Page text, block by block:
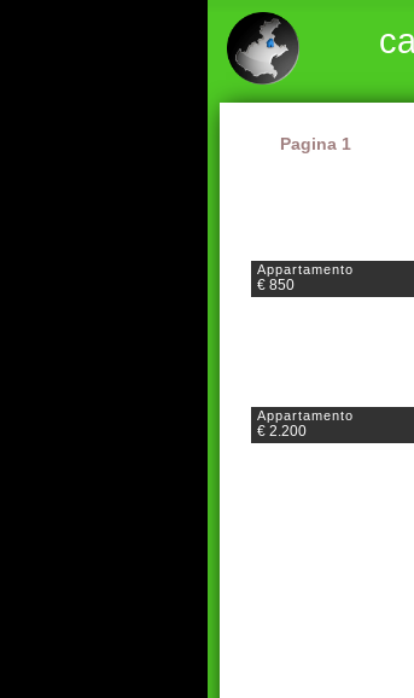
Pagina 1
Appartamento
€ 850
Appartamento
€ 2.200